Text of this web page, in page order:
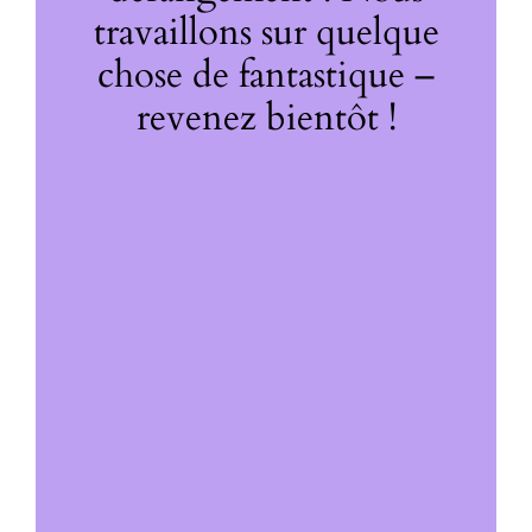
travaillons sur quelque
chose de fantastique –
revenez bientôt !